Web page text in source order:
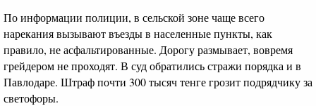
По информации полиции, в сельской зоне чаще всего
нарекания вызывают въезды в населенные пункты, как
правило, не асфальтированные. Дорогу размывает, вовремя
грейдером не проходят. В суд обратились стражи порядка и в
Павлодаре. Штраф почти 300 тысяч тенге грозит подрядчику за
светофоры.